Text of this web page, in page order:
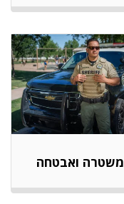
משטרה ואבטחה